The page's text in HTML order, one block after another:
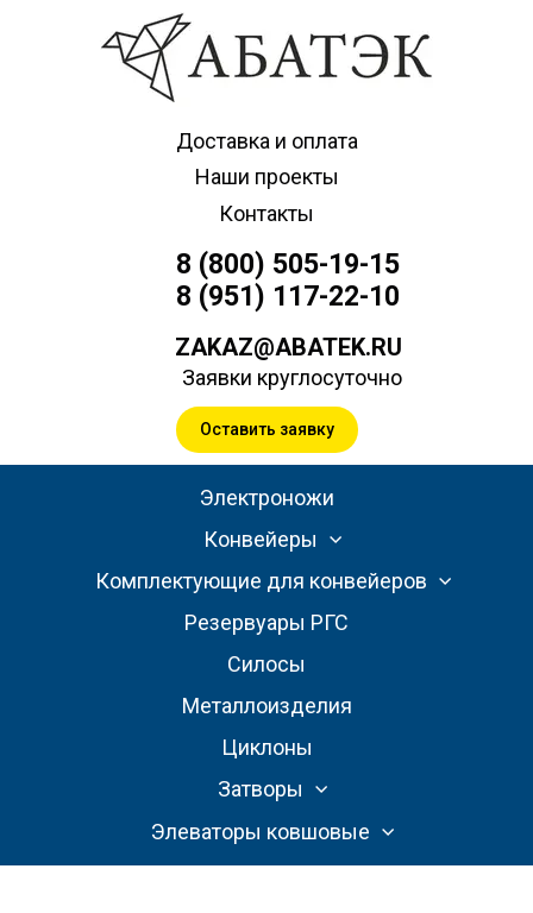
Доставка и оплата
Наши проекты
Контакты
8 (800) 505-19-15
8 (951) 117-22-10
ZAKAZ@ABATEK.RU
Заявки круглосуточно
Оставить заявку
Электроножи
Конвейеры
Комплектующие для конвейеров
Резервуары РГС
Силосы
Металлоизделия
Циклоны
Затворы
Элеваторы ковшовые